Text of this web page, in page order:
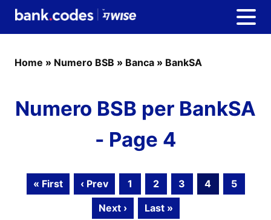
Home » Numero BSB » Banca » BankSA
Numero BSB per BankSA
- Page 4
« First ‹ Prev 1 2 3 4
5
Next ›
Last »